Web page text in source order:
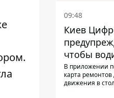
09:48
Киев
чтобы
избегать
пробками
В приложении
карта
движения в